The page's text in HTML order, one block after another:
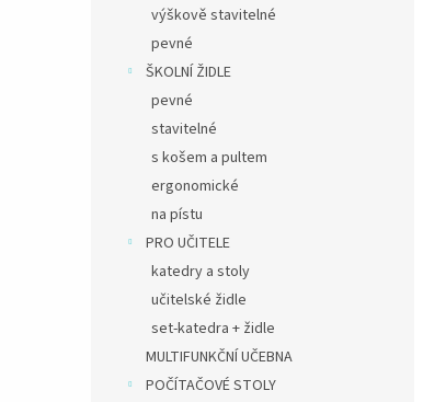
výškově stavitelné
pevné
ŠKOLNÍ ŽIDLE
pevné
stavitelné
s košem a pultem
ergonomické
na pístu
PRO UČITELE
katedry a stoly
učitelské židle
set-katedra + židle
MULTIFUNKČNÍ UČEBNA
POČÍTAČOVÉ STOLY